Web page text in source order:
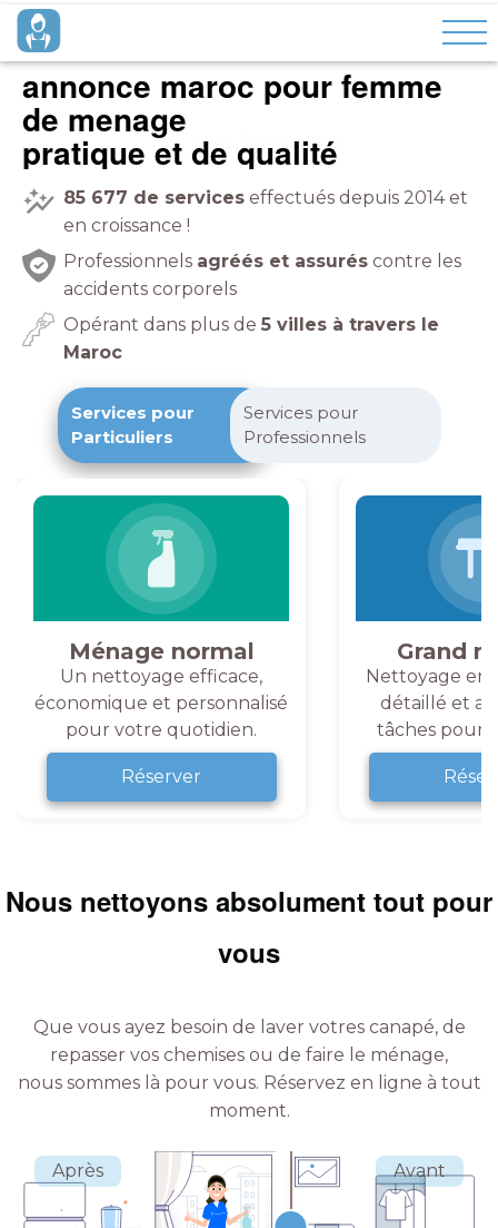
annonce maroc pour femme
de menage à domicile
pratique et de qualité
85 677 de services effectués depuis 2014 et
en croissance !
Professionnels agréés et assurés contre les
accidents corporels
Opérant dans plus de 5 villes à travers le
Maroc
Services pour
Particuliers
Services pour
Professionnels
Ménage normal
Un nettoyage efficace,
économique et personnalisé
pour votre quotidien.
Réserver
Grand
Nettoyage en
détaillé et
tâches pour
Nous nettoyons absolument tout pour
vous
Que vous ayez besoin de laver votres canapé, de
repasser vos chemises ou de faire le ménage,
nous sommes là pour vous. Réservez en ligne à tout
moment.